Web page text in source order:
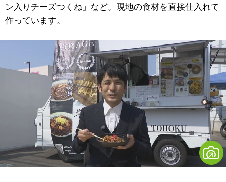
ン入りチーズつくね」など。現地の食材を直接仕入れて
作っています。